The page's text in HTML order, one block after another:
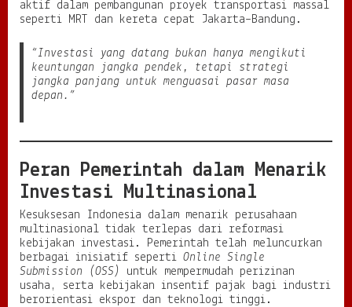
aktif dalam pembangunan proyek transportasi massal
seperti MRT dan kereta cepat Jakarta–Bandung.
“Investasi yang datang bukan hanya mengikuti
keuntungan jangka pendek, tetapi strategi
jangka panjang untuk menguasai pasar masa
depan.”
Peran Pemerintah dalam Menarik
Investasi Multinasional
Kesuksesan Indonesia dalam menarik perusahaan
multinasional tidak terlepas dari reformasi
kebijakan investasi. Pemerintah telah meluncurkan
berbagai inisiatif seperti Online Single
Submission (OSS)
untuk mempermudah perizinan
usaha, serta kebijakan insentif pajak bagi industri
berorientasi ekspor dan teknologi tinggi.